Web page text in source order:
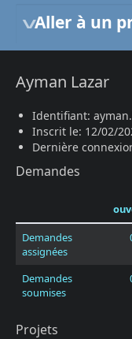
Aller à un
Ayman Lazar
Identifiant:
Inscrit le: 12/02/
Dernière
Demandes
Demandes
assignées
Demandes
soumises
Projets